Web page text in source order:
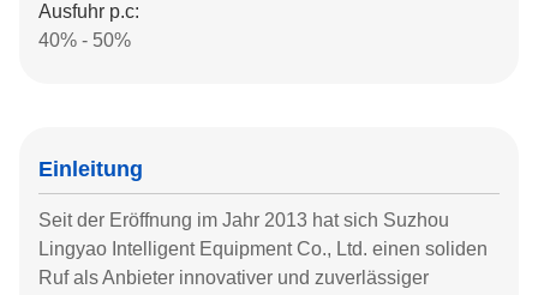
Ausfuhr p.c:
40% - 50%
Einleitung
Seit der Eröffnung im Jahr 2013 hat sich Suzhou
Lingyao Intelligent Equipment Co., Ltd. einen soliden
Ruf als Anbieter innovativer und zuverlässiger